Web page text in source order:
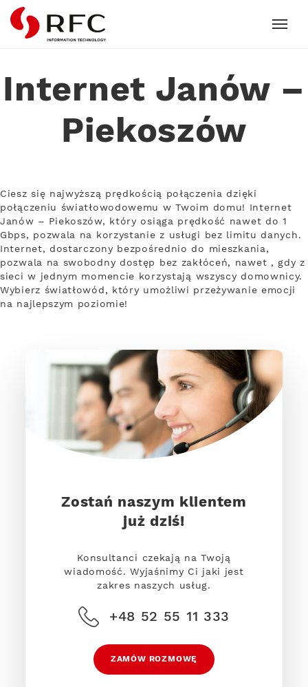
RFC
Internet Janów –
Piekoszów
Ciesz się najwyższą prędkością połączenia dzięki
połączeniu światłowodowemu w Twoim domu! Internet
Janów – Piekoszów, który osiąga prędkość nawet do 1
Gbps, pozwala na korzystanie z usługi bez limitu danych.
Internet, dostarczony bezpośrednio do mieszkania,
pozwala na swobodny dostęp bez zakłóceń, nawet , gdy z
sieci w jednym momencie korzystają wszyscy domownicy.
Wybierz światłowód, który umożliwi przeżywanie emocji
na najlepszym poziomie!
Zostań naszym klientem
już dziś!
Konsultanci czekają na Twoją
wiadomość. Wyjaśnimy Ci jaki jest
zakres naszych usług.
+48 52 55 11 333
ZAMÓW ROZMOWĘ